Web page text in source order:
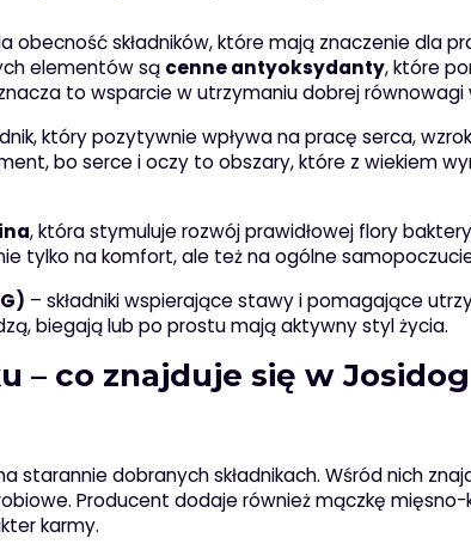
obecność składników, które mają znaczenie dla
elementów są cenne antyoksydanty, które
to wsparcie w utrzymaniu dobrej równowagi
który pozytywnie wpływa na pracę serca,
bo serce i oczy to obszary, które z wiekiem
, która stymuluje rozwój prawidłowej flory
tylko na komfort, ale też na ogólne
– składniki wspierające stawy i pomagające
biegają lub po prostu mają aktywny styl życia.
– co znajduje się w
starannie dobranych składnikach. Wśród nich
Producent dodaje również mączkę mięsno-
karmy.